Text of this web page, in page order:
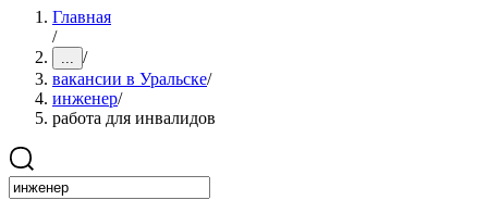
Главная
/
... /
вакансии в Уральске/
инженер/
работа для инвалидов